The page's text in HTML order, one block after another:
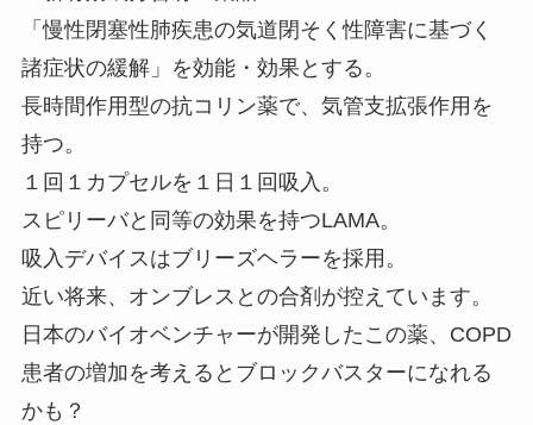
「慢性閉塞性肺疾患の気道閉そく性障害に基づく
諸症状の緩解」を効能・効果とする。
長時間作用型の抗コリン薬で、気管支拡張作用を
持つ。
１回１カプセルを１日１回吸入。
スピリーバと同等の効果を持つLAMA。
吸入デバイスはブリーズヘラーを採用。
近い将来、オンブレスとの合剤が控えています。
日本のバイオベンチャーが開発したこの薬、COPD
患者の増加を考えるとブロックバスターになれる
かも？